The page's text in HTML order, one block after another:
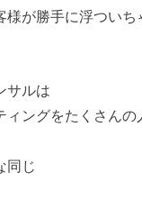
様が勝手に浮ついち
サルは
ィングをたくさんの
同じ